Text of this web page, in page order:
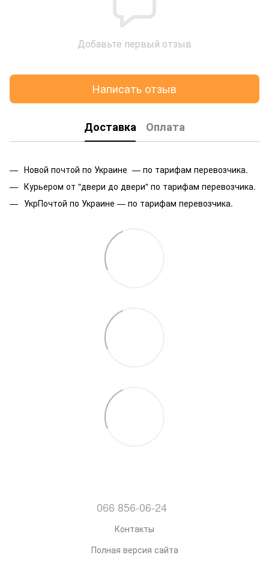
Добавьте первый отзыв
Написать отзыв
Доставка Оплата
Новой почтой по Украине — по тарифам перевозчика.
Курьером от "двери до двери" по тарифам перевозчика.
УкрПочтой по Украине — по тарифам перевозчика.
066 856-06-24
Контакты
Полная версия сайта